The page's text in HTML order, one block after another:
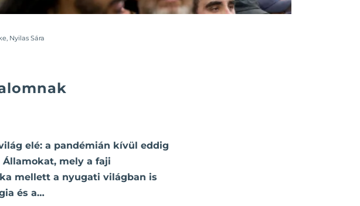
Nyilas Sára
elé: a pandémián kívül eddig
mely a faji
mellett a nyugati világban is
és a…